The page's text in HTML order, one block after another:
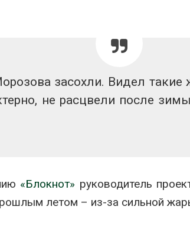
засохли. Видел
не расцвели после
«Блокнот» руководитель
летом – из-за сильной
по всему миру